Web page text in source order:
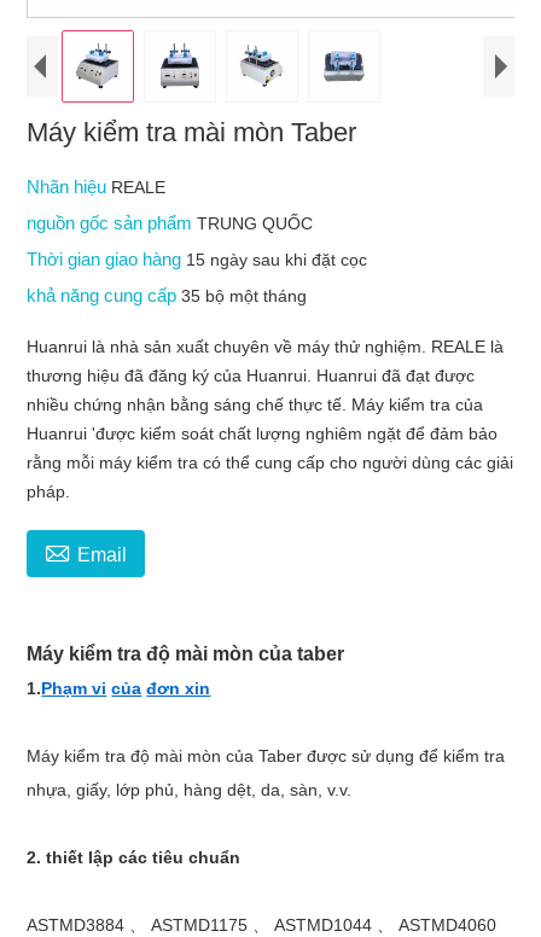
Máy kiểm tra mài mòn Taber
Nhãn hiệu REALE
nguồn gốc sản phẩmTRUNG QUỐC
Thời gian giao hàng 15 ngày sau khi đặt cọc
khả năng cung cấp35 bộ một tháng
Huanrui là nhà sản xuất chuyên về máy thử nghiệm. REALE là
thương hiệu đã đăng ký của Huanrui. Huanrui đã đạt được
nhiều chứng nhận bằng sáng chế thực tế. Máy kiểm tra của
Huanrui 'được kiểm soát chất lượng nghiêm ngặt để đảm bảo
rằng mỗi máy kiểm tra có thể cung cấp cho người dùng các giải
pháp.
 Email
Máy kiểm tra độ mài mòn của taber
1.Phạm vi của đơn xin
Máy kiểm tra độ mài mòn của Taber được sử dụng để kiểm tra
nhựa, giấy, lớp phủ, hàng dệt, da, sàn, v.v.
2. thiết lập các tiêu chuẩn
ASTMD3884 、 ASTMD1175 、 ASTMD1044 、 ASTMD4060